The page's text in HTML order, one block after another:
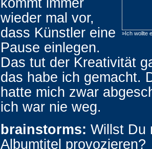
»Ich wollte
wieder mal vor,
dass Künstler eine
Pause einlegen.
Das tut der Kreativität
das habe ich gemacht.
hatte mich zwar
ich war nie weg.
brainstorms: Willst Du
Albumtitel provozieren?